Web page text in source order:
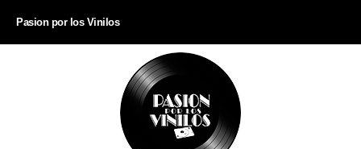
Pasion por los Vinilos